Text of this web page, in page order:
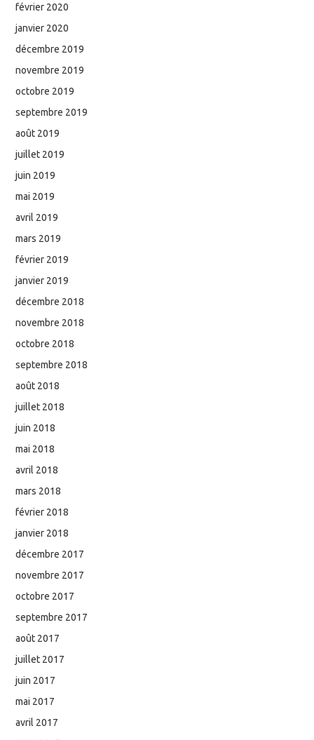
février 2020
janvier 2020
décembre 2019
novembre 2019
octobre 2019
septembre 2019
août 2019
juillet 2019
juin 2019
mai 2019
avril 2019
mars 2019
février 2019
janvier 2019
décembre 2018
novembre 2018
octobre 2018
septembre 2018
août 2018
juillet 2018
juin 2018
mai 2018
avril 2018
mars 2018
février 2018
janvier 2018
décembre 2017
novembre 2017
octobre 2017
septembre 2017
août 2017
juillet 2017
juin 2017
mai 2017
avril 2017